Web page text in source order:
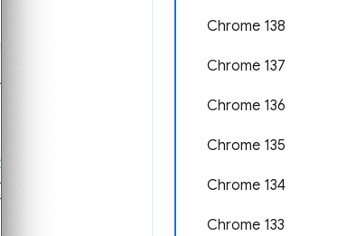
Chrome 138
Chrome 137
Chrome 136
Chrome 135
Chrome 134
Chrome 133